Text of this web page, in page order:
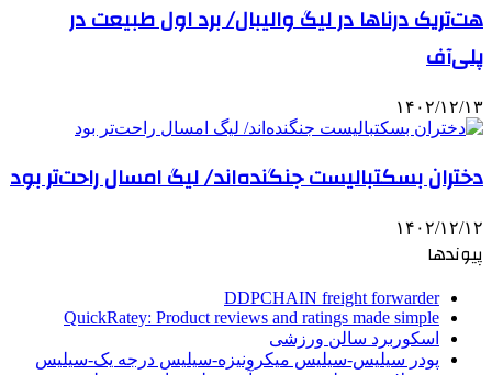
هت‌تریک درناها در لیگ والیبال/ برد اول طبیعت در
پلی‌آف
۱۴۰۲/۱۲/۱۳
دختران بسکتبالیست جنگنده‌اند/ لیگ امسال راحت‌تر بود
۱۴۰۲/۱۲/۱۲
پیوندها
DDPCHAIN freight forwarder
QuickRatey: Product reviews and ratings made simple
اسکوربرد سالن ورزشی
پودر سیلیس-سیلیس میکرونیزه-سیلیس درجه یک-سیلیس